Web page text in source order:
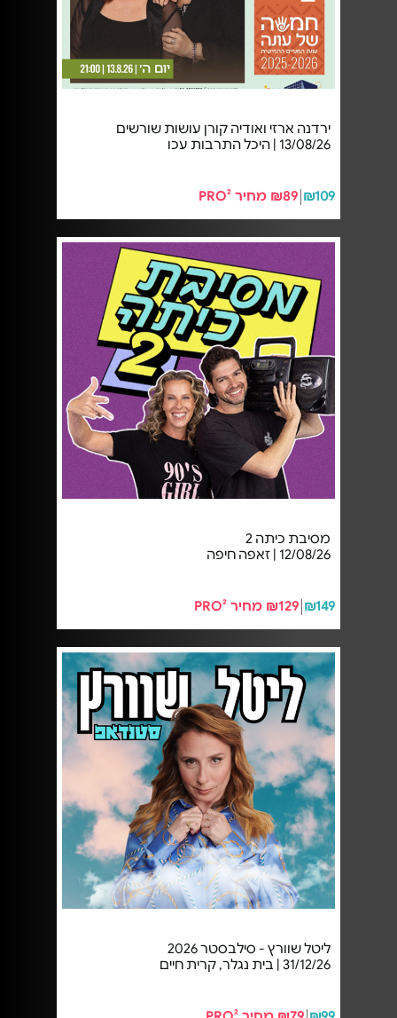
ירדנה ארזי ואודיה קורן עושות שורשים
13/08/26 | היכל התרבות עכו
₪109 ₪89 מחיר PRO²
מסיבת כיתה 2
12/08/26 | זאפה חיפה
₪149 ₪129 מחיר PRO²
ליטל שוורץ - סילבסטר 2026
31/12/26 | בית נגלר, קרית חיים